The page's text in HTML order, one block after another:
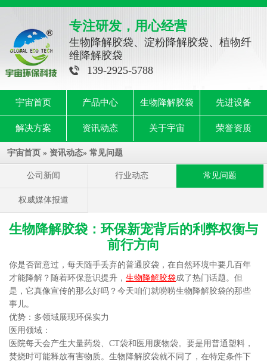
专注研发，用心经营
生物降解胶袋、淀粉降解胶袋、植物纤
维降解胶袋
139-2925-5788
宇宙首页 产品中心 生物降解胶袋 先进设备
解决方案 资讯动态 关于宇宙 荣誉资质
宇宙首页 » 资讯动态» 常见问题
公司新闻 行业动态 常见问题
权威媒体报道
生物降解胶袋：环保新宠背后的利弊权衡与
前行方向
你是否留意过，每天随手丢弃的普通胶袋，在自然环境中要几百年
才能降解？随着环保意识提升， 生物降解胶袋成了热门话题。但
是，它真像宣传的那么好吗？今天咱们就唠唠生物降解胶袋的那些
事儿。
优势：多领域展现环保实力
医用领域：
医院每天会产生大量药袋、CT袋和医用废物袋。要是用普通塑料，
焚烧时可能释放有害物质。生物降解胶袋就不同了，在特定条件下